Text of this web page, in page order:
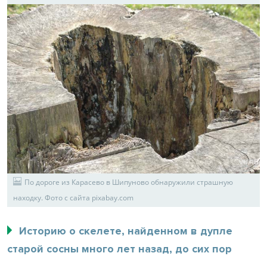
По дороге из Карасево в Шипуново обнаружили страшную
находку. Фото с сайта pixabay.com
Историю о скелете, найденном в дупле
старой сосны много лет назад, до сих пор